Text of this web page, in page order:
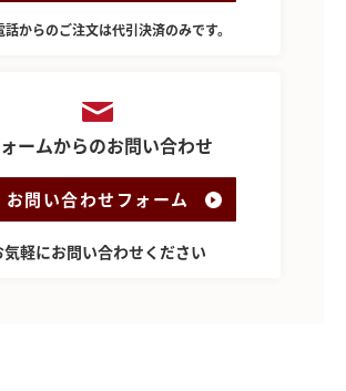
からのご注文は代引決済のみです。
ームからのお問い合わせ
お問い合わせフォーム
気軽にお問い合わせください